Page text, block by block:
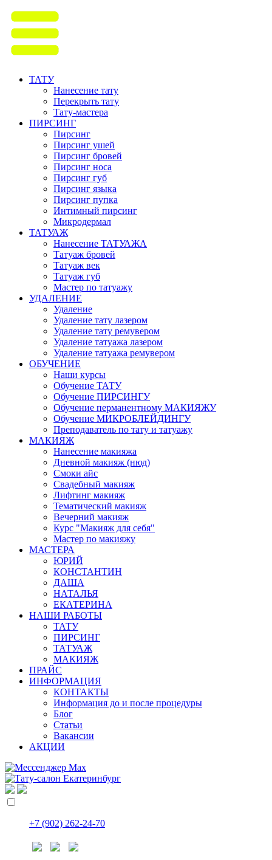
ТАТУ
Нанесение тату
Перекрыть тату
Тату-мастера
ПИРСИНГ
Пирсинг
Пирсинг ушей
Пирсинг бровей
Пирсинг носа
Пирсинг губ
Пирсинг языка
Пирсинг пупка
Интимный пирсинг
Микродермал
ТАТУАЖ
Нанесение ТАТУАЖА
Татуаж бровей
Татуаж век
Татуаж губ
Мастер по татуажу
УДАЛЕНИЕ
Удаление
Удаление тату лазером
Удаление тату ремувером
Удаление татуажа лазером
Удаление татуажа ремувером
ОБУЧЕНИЕ
Наши курсы
Обучение ТАТУ
Обучение ПИРСИНГУ
Обучение перманентному МАКИЯЖУ
Обучение МИКРОБЛЕЙДИНГУ
Преподаватель по тату и татуажу
МАКИЯЖ
Нанесение макияжа
Дневной макияж (нюд)
Смоки айс
Свадебный макияж
Лифтинг макияж
Тематический макияж
Вечерний макияж
Курс "Макияж для себя"
Мастер по макияжу
МАСТЕРА
ЮРИЙ
КОНСТАНТИН
ДАША
НАТАЛЬЯ
ЕКАТЕРИНА
НАШИ РАБОТЫ
ТАТУ
ПИРСИНГ
ТАТУАЖ
МАКИЯЖ
ПРАЙС
ИНФОРМАЦИЯ
КОНТАКТЫ
Информация до и после процедуры
Блог
Статьи
Вакансии
АКЦИИ
+7 (902) 262-24-70